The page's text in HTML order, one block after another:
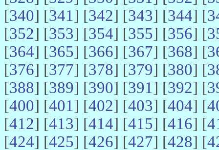
[340] [341] [342] [343] [344] [
[352] [353] [354] [355] [356] [
[364] [365] [366] [367] [368] [
[376] [377] [378] [379] [380] [
[388] [389] [390] [391] [392] [
[400] [401] [402] [403] [404] [
[412] [413] [414] [415] [416] [
[424] [425] [426] [427] [428] [